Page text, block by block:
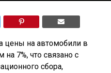
цены на автомобили в
7%, что связано с
сбора,